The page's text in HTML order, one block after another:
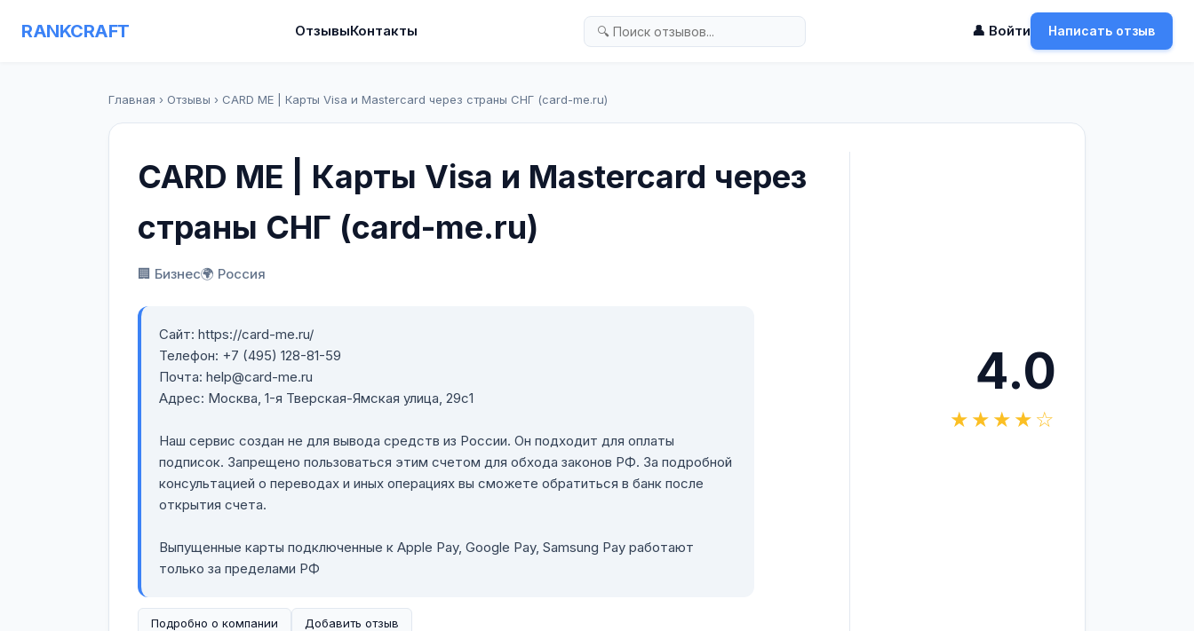
RANKCRAFT ОтзывыКонтакты 👤 Войти Написать отзыв
Главная › Отзывы › CARD ME | Карты Visa и Mastercard через страны СНГ (card-me.ru)
CARD ME | Карты Visa и Mastercard через
страны СНГ (card-me.ru)
🏢 Бизнес🌍 Россия
Сайт: https://card-me.ru/
Телефон: +7 (495) 128-81-59
Почта: help@card-me.ru
Адрес: Москва, 1-я Тверская-Ямская улица, 29с1
Наш сервис создан не для вывода средств из России. Он подходит для оплаты
подписок. Запрещено пользоваться этим счетом для обхода законов РФ. За подробной
консультацией о переводах и иных операциях вы сможете обратиться в банк после
открытия счета.
Выпущенные карты подключенные к Apple Pay, Google Pay, Samsung Pay работают
только за пределами РФ
Подробно о компании Добавить отзыв
4.0
★★★★☆